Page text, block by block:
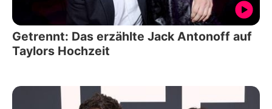
Getrennt: Das erzählte Jack Antonoff auf
Taylors Hochzeit